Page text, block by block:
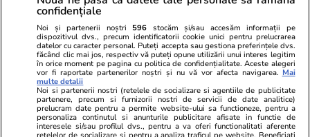
siguranța națională prin
abandonul educației
18 iul.
confidențiale
Noi și partenerii noștri 596 stocăm și/sau accesăm informații pe
dispozitivul dvs., precum identificatorii cookie unici pentru prelucrarea
datelor cu caracter personal. Puteți accepta sau gestiona preferințele dvs.
făcând clic mai jos, respectiv vă puteți opune utilizării unui interes legitim
în orice moment pe pagina cu politica de confidențialitate. Aceste alegeri
vor fi raportate partenerilor noștri și nu vă vor afecta navigarea. Mai
multe detalii
Noi si partenerii nostri (retelele de socializare si agentiile de publicitate
partenere, precum si furnizorii nostri de servicii de date analitice)
prelucram date pentru a permite website-ului sa functioneze, pentru a
personaliza continutul si anunturile publicitare afisate in functie de
interesele si/sau profilul dvs., pentru a va oferi functionalitati aferente